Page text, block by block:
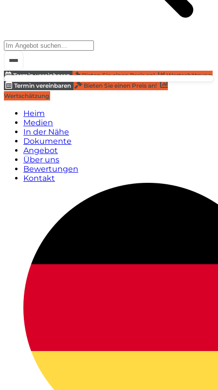
Termin vereinbaren Bieten Sie einen Preis an!
Wertschätzung
Termin vereinbaren
Bieten Sie einen Preis an!
Wertschätzung
Heim
Medien
In der Nähe
Dokumente
Angebot
Über uns
Bewertungen
Kontakt